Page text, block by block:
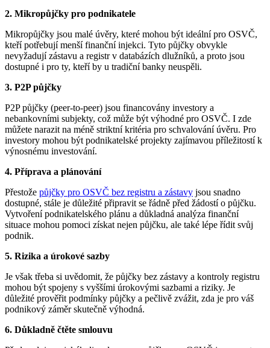
2. Mikropůjčky pro podnikatele
Mikropůjčky jsou malé úvěry, které mohou být ideální pro OSVČ,
kteří potřebují menší finanční injekci. Tyto půjčky obvykle
nevyžadují zástavu a registr v databázích dlužníků, a proto jsou
dostupné i pro ty, kteří by u tradiční banky neuspěli.
3. P2P půjčky
P2P půjčky (peer-to-peer) jsou financovány investory a
nebankovními subjekty, což může být výhodné pro OSVČ. I zde
můžete narazit na méně striktní kritéria pro schvalování úvěru. Pro
investory mohou být podnikatelské projekty zajímavou příležitostí k
výnosnému investování.
4. Příprava a plánování
Přestože půjčky pro OSVČ bez registru a zástavy jsou snadno
dostupné, stále je důležité připravit se řádně před žádostí o půjčku.
Vytvoření podnikatelského plánu a důkladná analýza finanční
situace mohou pomoci získat nejen půjčku, ale také lépe řídit svůj
podnik.
5. Rizika a úrokové sazby
Je však třeba si uvědomit, že půjčky bez zástavy a kontroly registru
mohou být spojeny s vyššími úrokovými sazbami a riziky. Je
důležité prověřit podmínky půjčky a pečlivě zvážit, zda je pro váš
podnikový záměr skutečně výhodná.
6. Důkladně čtěte smlouvu